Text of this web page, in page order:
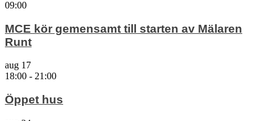
09:00
MCE kör gemensamt till starten av Mälaren
Runt
aug 17
18:00 - 21:00
Öppet hus